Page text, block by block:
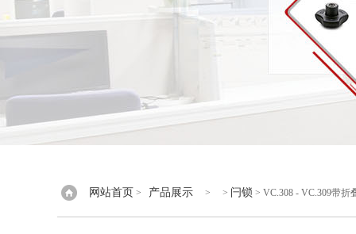
网站首页 > 产品展示 > > 闩锁 > VC.308 - VC.309带折